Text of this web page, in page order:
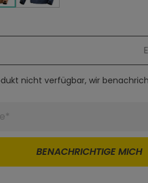
nicht verfügbar, wir
BENACHRICHTIGE MICH